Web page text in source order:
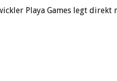
Playa Games legt direkt